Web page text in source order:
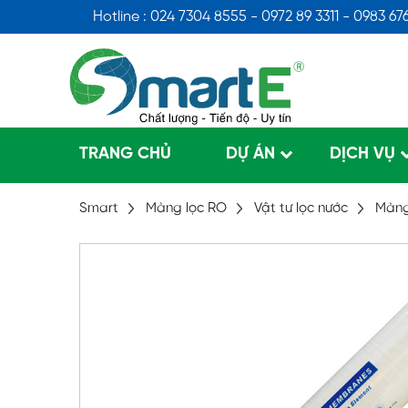
Hotline : 024 7304 8555 - 0972 89 3311 - 0983
TRANG CHỦ DỰ ÁN DỊCH VỤ
Smart Màng lọc RO Vật tư lọc nước